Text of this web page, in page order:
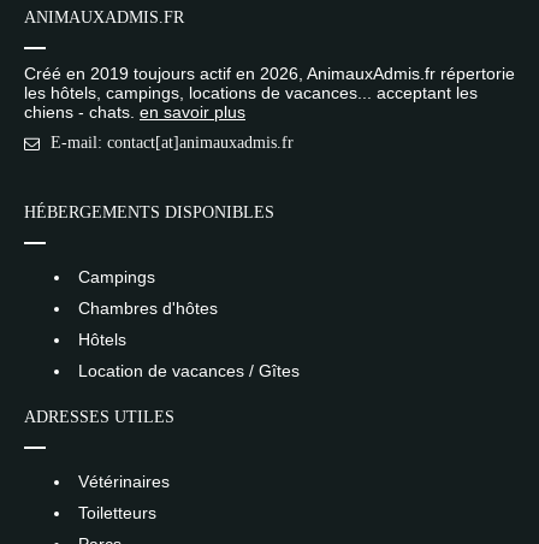
ANIMAUXADMIS.FR
Créé en 2019 toujours actif en 2026, AnimauxAdmis.fr répertorie
les hôtels, campings, locations de vacances... acceptant les
chiens - chats. en savoir plus
E-mail: contact[at]animauxadmis.fr
HÉBERGEMENTS DISPONIBLES
Campings
Chambres d'hôtes
Hôtels
Location de vacances / Gîtes
ADRESSES UTILES
Vétérinaires
Toiletteurs